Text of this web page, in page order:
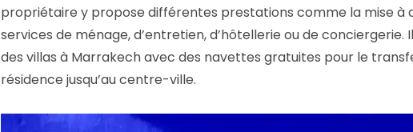
propriétaire y propose différentes prestations comme la mise à
services de ménage, d’entretien, d’hôtellerie ou de
des villas à Marrakech avec des navettes gratuites pour le
résidence jusqu’au centre-ville.